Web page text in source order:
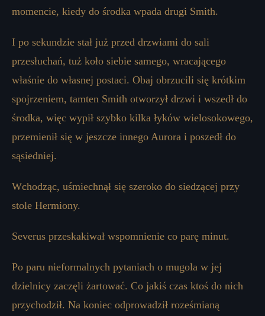
momencie, kiedy do środka wpada drugi Smith.
I po sekundzie stał już przed drzwiami do sali
przesłuchań, tuż koło siebie samego, wracającego
właśnie do własnej postaci. Obaj obrzucili się krótkim
spojrzeniem, tamten Smith otworzył drzwi i wszedł do
środka, więc wypił szybko kilka łyków wielosokowego,
przemienił się w jeszcze innego Aurora i poszedł do
sąsiedniej.
Wchodząc, uśmiechnął się szeroko do siedzącej przy
stole Hermiony.
Severus przeskakiwał wspomnienie co parę minut.
Po paru nieformalnych pytaniach o mugola w jej
dzielnicy zaczęli żartować. Co jakiś czas ktoś do nich
przychodził. Na koniec odprowadził roześmianą